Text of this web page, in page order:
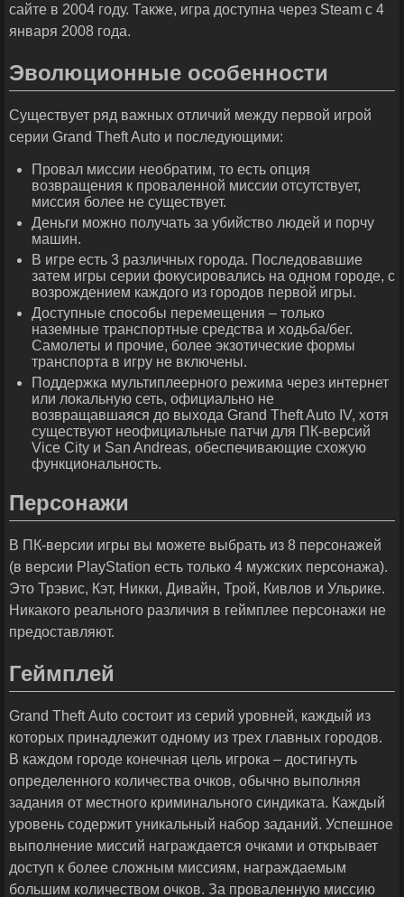
сайте в 2004 году. Также, игра доступна через Steam с 4
января 2008 года.
Эволюционные особенности
Существует ряд важных отличий между первой игрой
серии Grand Theft Auto и последующими:
Провал миссии необратим, то есть опция
возвращения к проваленной миссии отсутствует,
миссия более не существует.
Деньги можно получать за убийство людей и порчу
машин.
В игре есть 3 различных города. Последовавшие
затем игры серии фокусировались на одном городе, с
возрождением каждого из городов первой игры.
Доступные способы перемещения – только
наземные транспортные средства и ходьба/бег.
Самолеты и прочие, более экзотические формы
транспорта в игру не включены.
Поддержка мультиплеерного режима через интернет
или локальную сеть, официально не
возвращавшаяся до выхода Grand Theft Auto IV, хотя
существуют неофициальные патчи для ПК-версий
Vice City и San Andreas, обеспечивающие схожую
функциональность.
Персонажи
В ПК-версии игры вы можете выбрать из 8 персонажей
(в версии PlayStation есть только 4 мужских персонажа).
Это Трэвис, Кэт, Никки, Дивайн, Трой, Кивлов и Ульрике.
Никакого реального различия в геймплее персонажи не
предоставляют.
Геймплей
Grand Theft Auto состоит из серий уровней, каждый из
которых принадлежит одному из трех главных городов.
В каждом городе конечная цель игрока – достигнуть
определенного количества очков, обычно выполняя
задания от местного криминального синдиката. Каждый
уровень содержит уникальный набор заданий. Успешное
выполнение миссий награждается очками и открывает
доступ к более сложным миссиям, награждаемым
большим количеством очков. За проваленную миссию